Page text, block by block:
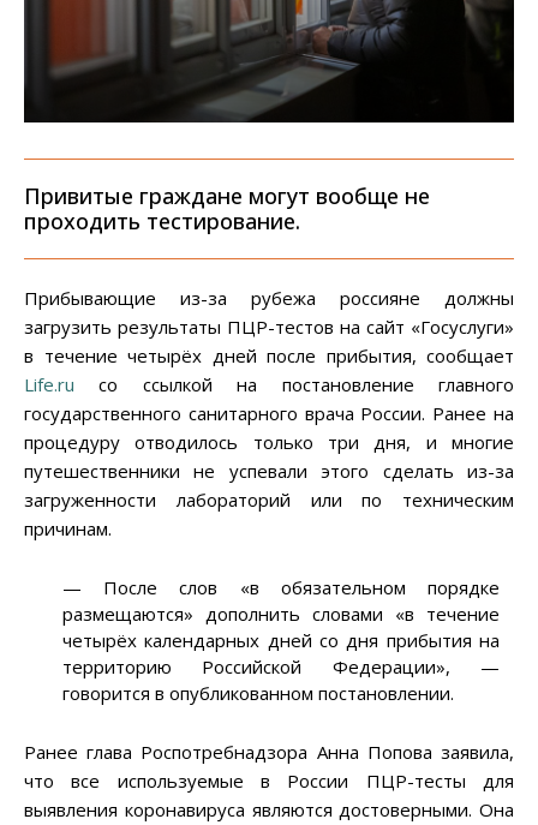
Привитые граждане могут вообще не
проходить тестирование.
Прибывающие из-за рубежа россияне должны
загрузить результаты ПЦР-тестов на сайт «Госуслуги»
в течение четырёх дней после прибытия, сообщает
Life.ru со ссылкой на постановление главного
государственного санитарного врача России. Ранее на
процедуру отводилось только три дня, и многие
путешественники не успевали этого сделать из-за
загруженности лабораторий или по техническим
причинам.
— После слов «в обязательном порядке
размещаются» дополнить словами «в течение
четырёх календарных дней со дня прибытия на
территорию Российской Федерации», —
говорится в опубликованном постановлении.
Ранее глава Роспотребнадзора Анна Попова заявила,
что все используемые в России ПЦР-тесты для
выявления коронавируса являются достоверными. Она